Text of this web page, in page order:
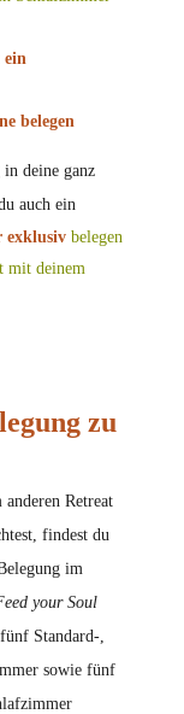
ein
belegen
deine ganz
auch ein
exklusiv belegen
mit deinem
zu
Retreat
findest du
im
your Soul
Standard-,
sowie fünf